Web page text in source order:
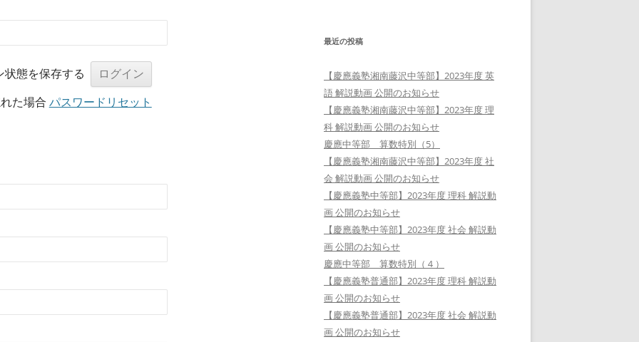
状態を保存する
た場合 パスワードリセット
最近の投稿
【慶應義塾湘南藤沢中等部】2023年度 英
語 解説動画 公開のお知らせ
【慶應義塾湘南藤沢中等部】2023年度 理
科 解説動画 公開のお知らせ
慶應中等部 算数特別（5）
【慶應義塾湘南藤沢中等部】2023年度 社
会 解説動画 公開のお知らせ
【慶應義塾中等部】2023年度 理科 解説動
画 公開のお知らせ
【慶應義塾中等部】2023年度 社会 解説動
画 公開のお知らせ
慶應中等部 算数特別（４）
【慶應義塾普通部】2023年度 理科 解説動
画 公開のお知らせ
【慶應義塾普通部】2023年度 社会 解説動
画 公開のお知らせ